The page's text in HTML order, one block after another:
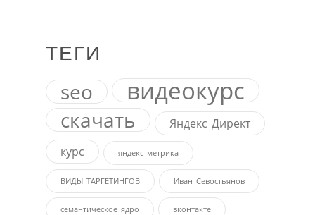
ТЕГИ
seo видеокурс
скачать
Яндекс Директ
курс
яндекс метрика
ВИДЫ ТАРГЕТИНГОВ Иван Севостьянов
семантическое ядро вконтакте